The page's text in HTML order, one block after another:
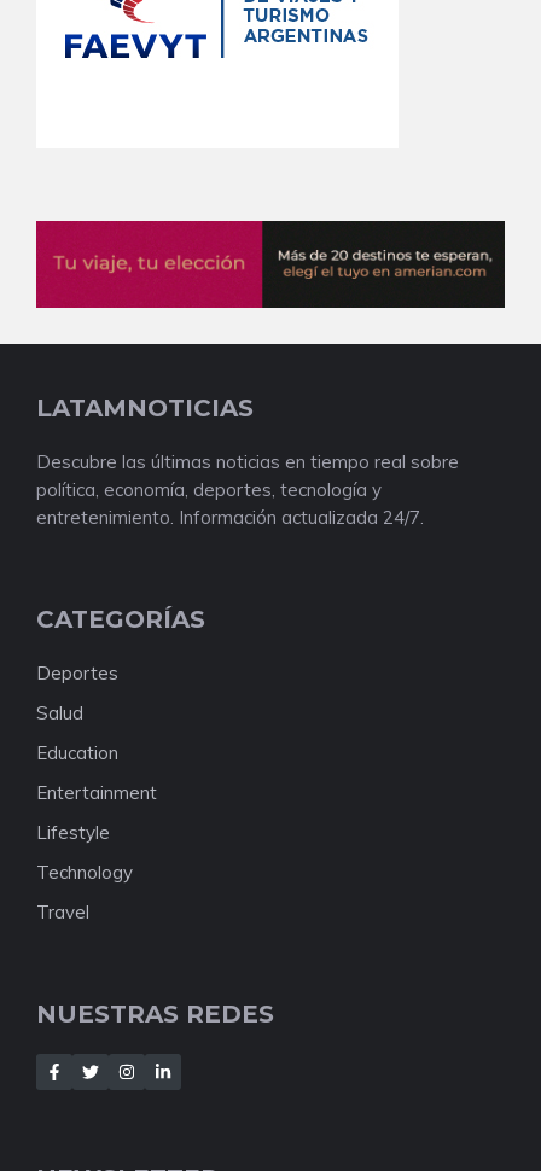
LATAMNOTICIAS
Descubre las últimas noticias en tiempo real sobre
política, economía, deportes, tecnología y
entretenimiento. Información actualizada 24/7.
CATEGORÍAS
Deportes
Salud
Education
Entertainment
Lifestyle
Technology
Travel
NUESTRAS REDES